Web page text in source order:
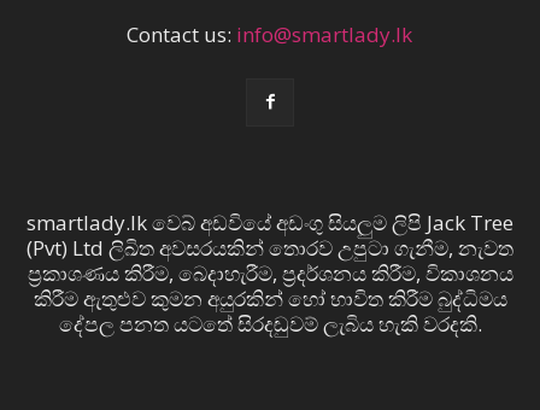
Contact us: info@smartlady.lk
smartlady.lk වෙබ් අඩවියේ අඩංගු සියලුම ලිපි Jack Tree
(Pvt) Ltd ලිඛිත අවසරයකින් තොරව උපුටා ගැනීම, නැවත
ප්‍රකාශණය කිරීම, බෙදාහැරීම, ප්‍රදර්ශනය කිරීම, විකාශනය
කිරීම ඇතුළුව කුමන අයුරකින් හෝ භාවිත කිරීම බුද්ධිමය
දේපල පනත යටතේ සිරදඬුවම් ලැබිය හැකි වරදකි.